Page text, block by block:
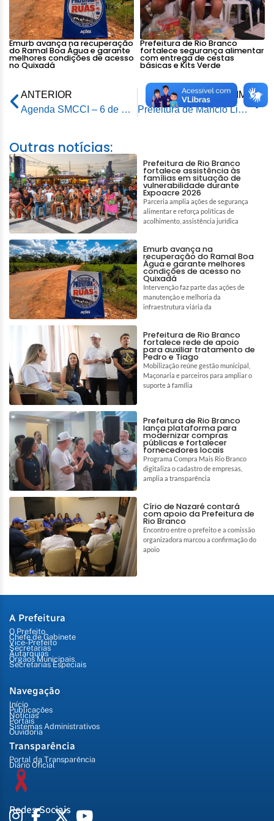
Emurb avança na recuperação
do Ramal Boa Água e garante
melhores condições de acesso
no Quixadá
Prefeitura de Rio Branco
fortalece segurança alimentar
com entrega de cestas
básicas e Kits Verde
ANTERIOR
Agenda SMCCI – 6 de março de 2024
PRÓXIMA
Prefeitura de Mâncio Lima quer implantar modelo da capital em arrecadação com potencial no turismo do Acre
Outras notícias:
Prefeitura de Rio Branco
fortalece assistência às
famílias em situação de
vulnerabilidade durante
Expoacre 2026
Parceria amplia ações de segurança
alimentar e reforça políticas de
acolhimento, assistência jurídica
Emurb avança na
recuperação do Ramal Boa
Água e garante melhores
condições de acesso no
Quixadá
Intervenção faz parte das ações de
manutenção e melhoria da
infraestrutura viária da
Prefeitura de Rio Branco
fortalece rede de apoio
para auxiliar tratamento de
Pedro e Tiago
Mobilização reúne gestão municipal,
Maçonaria e parceiros para ampliar o
suporte à família
Prefeitura de Rio Branco
lança plataforma para
modernizar compras
públicas e fortalecer
fornecedores locais
Programa Compra Mais Rio Branco
digitaliza o cadastro de empresas,
amplia a transparência
Círio de Nazaré contará
com apoio da Prefeitura de
Rio Branco
Encontro entre o prefeito e a comissão
organizadora marcou a confirmação do
apoio
A Prefeitura
O Prefeito
Chefe de Gabinete
Vice-Prefeito
Secretarias
Autarquias
Órgãos Municipais
Secretarias Especiais
Navegação
Início
Publicações
Notícias
Portais
Sistemas Administrativos
Ouvidoria
Transparência
Portal da Transparência
Diário Oficial
Redes Sociais